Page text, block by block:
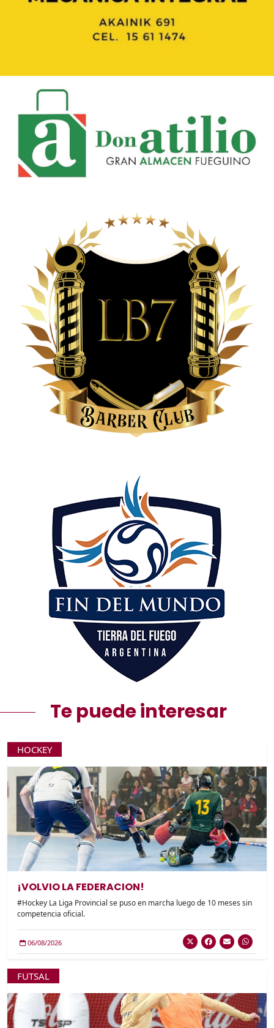
Te puede interesar
HOCKEY
¡VOLVIO LA FEDERACION!
#Hockey La Liga Provincial se puso en marcha luego de 10 meses sin
competencia oficial.
06/08/2026
FUTSAL